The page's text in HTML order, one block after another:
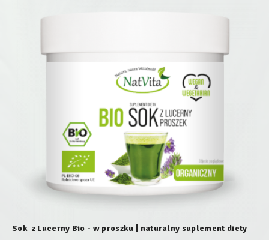
Sok z Lucerny Bio - w proszku | naturalny suplement diety